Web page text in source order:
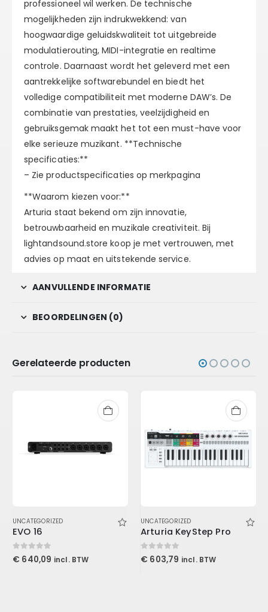
professioneel wil werken. De technische
mogelijkheden zijn indrukwekkend: van
hoogwaardige geluidskwaliteit tot uitgebreide
modulatierouting, MIDI-integratie en realtime
controle. Daarnaast wordt het geleverd met een
aantrekkelijke softwarebundel en biedt het
volledige compatibiliteit met moderne DAW’s. De
combinatie van prestaties, veelzijdigheid en
gebruiksgemak maakt het tot een must-have voor
elke serieuze muzikant. **Technische
specificaties:**
– Zie productspecificaties op merkpagina
**Waarom kiezen voor:**
Arturia staat bekend om zijn innovatie,
betrouwbaarheid en muzikale creativiteit. Bij
lightandsound.store koop je met vertrouwen, met
advies op maat en uitstekende service.
AANVULLENDE INFORMATIE
BEOORDELINGEN (0)
Gerelateerde producten
UNCATEGORIZED
EVO 16
0out of 5
€ 640,09 incl. BTW
UNCATEGORIZED
Arturia KeyStep Pro
0out of 5
€ 603,79 incl. BTW